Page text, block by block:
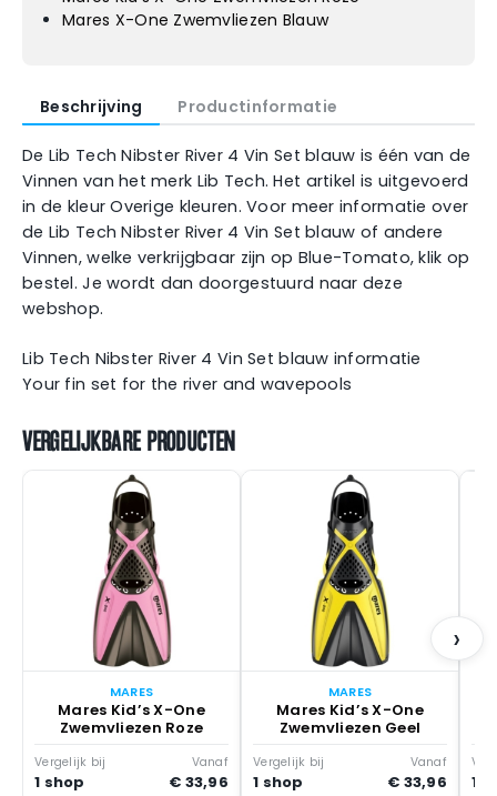
Mares X-One Zwemvliezen Blauw
Beschrijving Productinformatie
De Lib Tech Nibster River 4 Vin Set blauw is één van de
Vinnen van het merk Lib Tech. Het artikel is uitgevoerd
in de kleur Overige kleuren. Voor meer informatie over
de Lib Tech Nibster River 4 Vin Set blauw of andere
Vinnen, welke verkrijgbaar zijn op Blue-Tomato, klik op
bestel. Je wordt dan doorgestuurd naar deze
webshop.
Lib Tech Nibster River 4 Vin Set blauw informatie
Your fin set for the river and wavepools
VERGELIJKBARE PRODUCTEN
MARES
Mares Kid’s X-One
Zwemvliezen Roze
Vergelijk bij
1 shop
Vanaf
€ 33,96
MARES
Mares Kid’s X-One
Zwemvliezen Geel
Vergelijk bij
1 shop
Vanaf
€ 33,96 1
›